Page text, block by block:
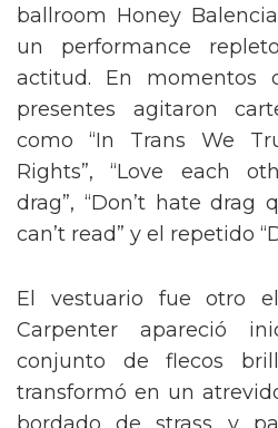
ballroom Honey
un performance
actitud. En momentos
presentes agitaron
como “In Trans We
Rights”, “Love each
drag”, “Don’t hate drag
can’t read” y el repetido
El vestuario fue otro
Carpenter apareció
conjunto de flecos
transformó en un